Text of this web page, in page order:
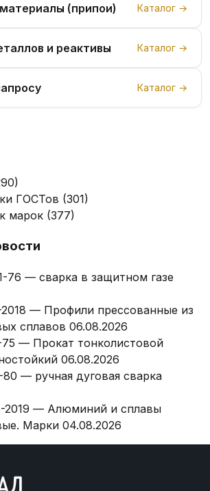
(припои) Каталог →
и реактивы Каталог →
Каталог →
ГОСТов (301)
марок (377)
76 — сварка в защитном газе
— Профили прессованные из
сплавов 06.08.2026
— Прокат тонколистовой
06.08.2026
— ручная дуговая сварка
2019 — Алюминий и сплавы
Марки 04.08.2026